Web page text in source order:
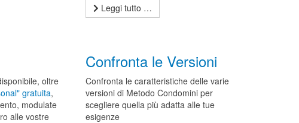
Leggi tutto …
oltre
gratuita,
modulate
alle vostre
Confronta le Versioni
Confronta le caratteristiche delle varie
versioni di Metodo Condomini per
scegliere quella più adatta alle tue
esigenze